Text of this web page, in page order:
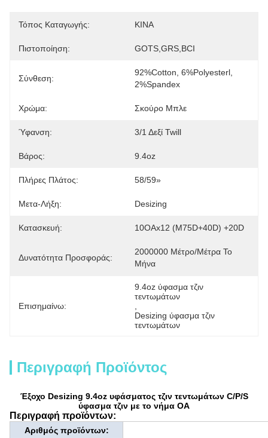
Τόπος Καταγωγής: ΚΙΝΑ
Πιστοποίηση: GOTS,GRS,BCI
Σύνθεση:
92%Cotton, 6%Polyesterl,
2%spandex
Χρώμα: Σκούρο Μπλε
Ύφανση: 3/1 Δεξί Twill
Βάρος: 9.4oz
Πλήρες Πλάτος: 58/59»
Μετα-Λήξη: Desizing
Κατασκευή: 10OAx12 (M75D+40D) +20D
Δυνατότητα Προσφοράς:
2000000 Μέτρο/μέτρα Το
Μήνα
Επισημαίνω:
9.4oz ύφασμα τζιν
τεντωμάτων
Desizing ύφασμα τζιν
τεντωμάτων
Περιγραφή Προϊόντος
Έξοχο Desizing 9.4oz υφάσματος τζιν τεντωμάτων C/P/S
ύφασμα τζιν με το νήμα OA
Περιγραφή προϊόντων:
Αριθμός προϊόντων: